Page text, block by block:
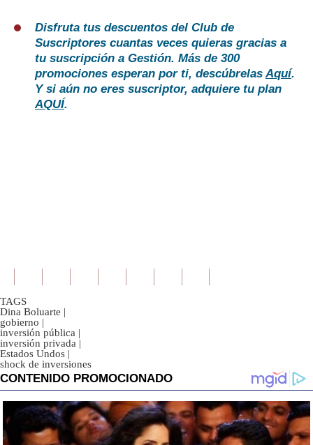
Disfruta tus descuentos del Club de
Suscriptores cuantas veces quieras gracias a
tu suscripción a Gestión. Más de 300
promociones esperan por ti, descúbrelasAquí.
Y si aún no eres suscriptor, adquiere tu plan
AQUÍ.
TAGS
Dina Boluarte |
gobierno |
inversión pública |
inversión privada |
Estados Undos |
shock de inversiones